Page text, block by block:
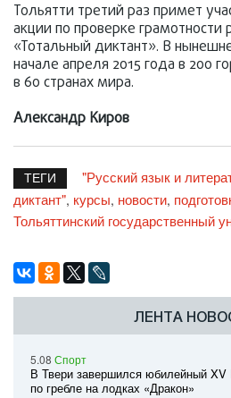
Тольятти третий раз примет
акции по проверке грамотности
«Тотальный диктант». В
начале апреля 2015 года в 200
в 60 странах мира.
Александр Киров
ТЕГИ "Русский язык и
диктант", курсы, новости,
Тольяттинский государственный
ЛЕНТА
5.08 Спорт
В Твери завершился юбилейный XV
по гребле на лодках «Дракон»